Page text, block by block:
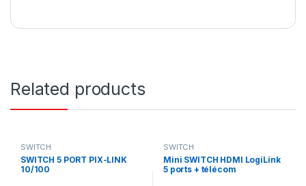
Related products
SWITCH
SWITCH 5 PORT PIX-LINK
10/100
SWITCH
Mini SWITCH HDMI LogiLink
5 ports + télécom